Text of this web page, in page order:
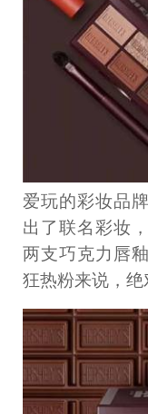
爱玩的彩妆品
出了联名彩妆
两支巧克力唇
狂热粉来说，绝